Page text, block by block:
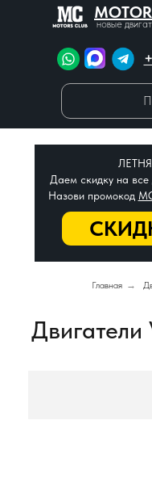
новые
Даем скидку на все
Назови промокод
Главная →
Двигатели